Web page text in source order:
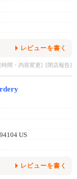
レビューを書く
時間・内容変更] [閉店報告]
US
レビューを書く